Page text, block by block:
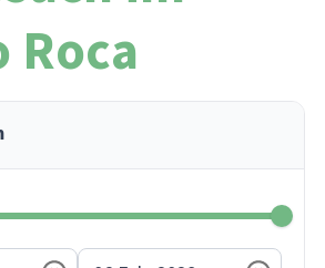
Roca